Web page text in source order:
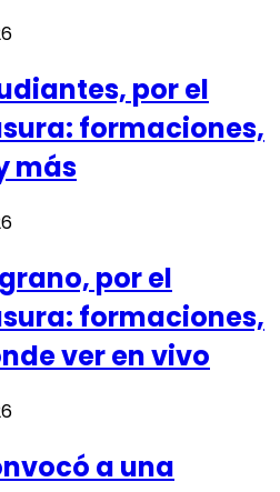
por el
formaciones,
más
por el
formaciones,
ver en vivo
a una